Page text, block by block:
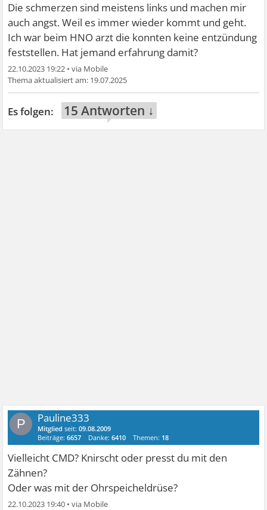
Die schmerzen sind meistens links und machen mir
auch angst. Weil es immer wieder kommt und geht.
Ich war beim HNO arzt die konnten keine entzündung
feststellen. Hat jemand erfahrung damit?
22.10.2023 19:22 •
19.07.2025
15 Antworten ↓
P Pauline333
Mitglied seit:09.08.2009
Beiträge:6657 Danke:6410 Themen: 18
Vielleicht CMD? Knirscht oder presst du mit den
Zähnen?
Oder was mit der Ohrspeicheldrüse?
22.10.2023 19:40 •